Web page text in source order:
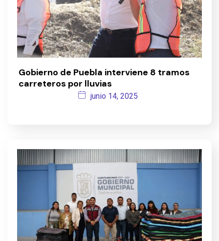
Gobierno de Puebla interviene 8 tramos
carreteros por lluvias
junio 14, 2025